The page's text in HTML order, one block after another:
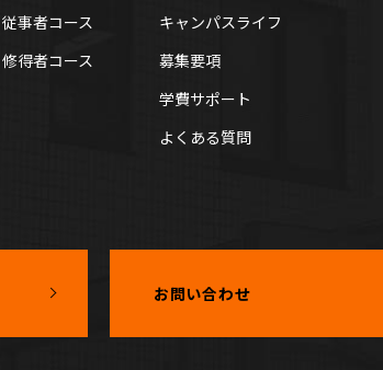
従事者コース
修得者コース
キャンパスライフ
募集要項
学費サポート
よくある質問
お問い合わせ